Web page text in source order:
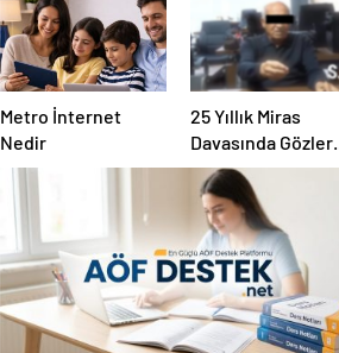
Metro İnternet
Nedir
25 Yıllık Miras
Davasında Gözler
Temmuz Ayındaki
Karar Duruşmasına
Çevrildi